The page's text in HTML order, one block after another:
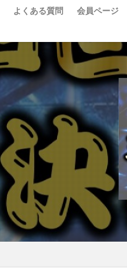
よくある質問
会員ページ